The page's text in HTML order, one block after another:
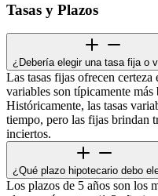
Tasas y Plazos
¿Debería elegir una tasa fija o
Las tasas fijas ofrecen certeza
variables son típicamente
Históricamente, las tasas
tiempo, pero las fijas brindan
inciertos.
¿Qué plazo hipotecario debo
Los plazos de 5 años son los